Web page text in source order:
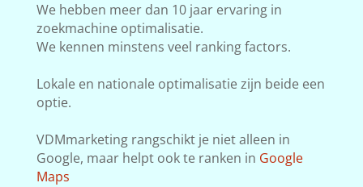
We hebben meer dan 10 jaar ervaring in
zoekmachine optimalisatie.
We kennen minstens veel ranking factors.
Lokale en nationale optimalisatie zijn beide een
optie.
VDMmarketing rangschikt je niet alleen in
Google, maar helpt ook te ranken in Google
Maps